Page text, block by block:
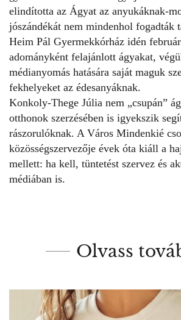
elindította az Ágyat az anyukáknak-
jószándékát nem mindenhol fogadták
Heim Pál Gyermekkórház idén
adományként felajánlott ágyakat,
médianyomás hatására saját maguk
fekhelyeket az édesanyáknak.
Konkoly-Thege Júlia nem „csupán”
otthonok szerzésében is igyekszik
rászorulóknak. A Város Mindenkié
közösségszervezője évek óta kiáll a
mellett: ha kell, tüntetést szervez és
médiában is.
Olvass